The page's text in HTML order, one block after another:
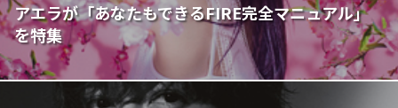
アエラが「あなたもできるFIRE完全マニュアル」
を特集